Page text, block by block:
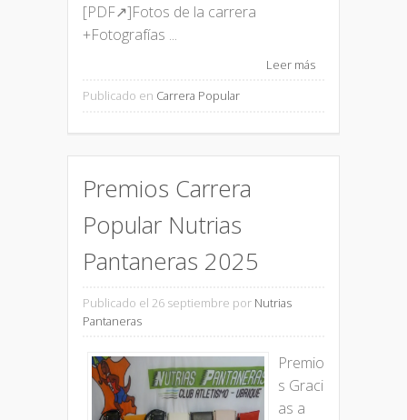
[PDF↗]Fotos de la carrera
+Fotografías ...
Leer más
Publicado en Carrera Popular
Premios Carrera
Popular Nutrias
Pantaneras 2025
Publicado el 26 septiembre por Nutrias
Pantaneras
Premio
s Graci
as a